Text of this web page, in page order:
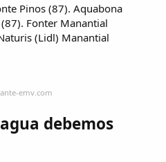
Pinos (87). Aquabona
Fonter Manantial
(Lidl) Manantial
emv.com
debemos